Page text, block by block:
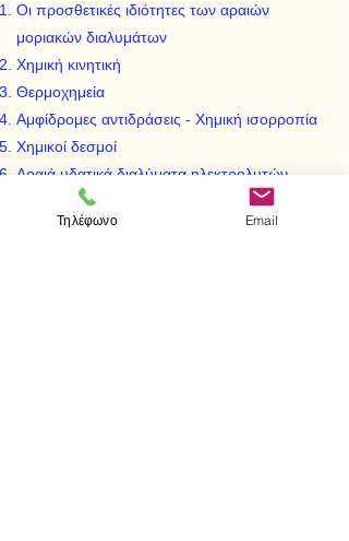
Οι προσθετικές ιδιότητες των αραιών
μοριακών διαλυμάτων
Χημική κινητική
Θερμοχημεία
Αμφίδρομες αντιδράσεις - Χημική ισορροπία
Χημικοί δεσμοί
Αραιά υδατικά διαλύματα ηλεκτρολυτών
Οξειδοαναγωγή
Ηλεκτροχημεία: Ισορροπίες
Τηλέφωνο Email